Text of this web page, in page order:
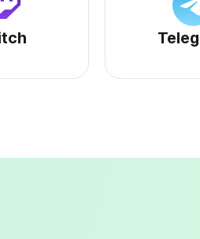
Twitchサービスページへ